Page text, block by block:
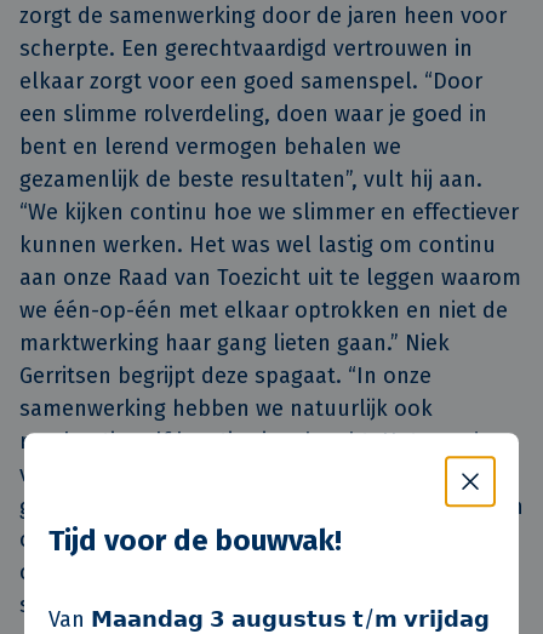
Tijd voor de bouwvak!
Van 𝗠𝗮𝗮𝗻𝗱𝗮𝗴 𝟯 𝗮𝘂𝗴𝘂𝘀𝘁𝘂𝘀 𝘁/𝗺 𝘃𝗿𝗶𝗷𝗱𝗮𝗴
zorgt de samenwerking door de jaren heen voor
scherpte. Een gerechtvaardigd vertrouwen in
elkaar zorgt voor een goed samenspel. “Door
een slimme rolverdeling, doen waar je goed in
bent en lerend vermogen behalen we
gezamenlijk de beste resultaten”, vult hij aan.
“We kijken continu hoe we slimmer en effectiever
kunnen werken. Het was wel lastig om continu
aan onze Raad van Toezicht uit te leggen waarom
we één-op-één met elkaar optrokken en niet de
marktwerking haar gang lieten gaan.” Niek
Gerritsen begrijpt deze spagaat. “In onze
samenwerking hebben we natuurlijk ook
regelmatig zelf locaties ingebracht. Het zou dan
vreemd zijn als er voor een andere partner wordt
gekozen. Tegelijkertijd zijn we altijd transparant in
onze werkwijze en budgettering geweest. Het zou
ook wel gek zijn om onze goede naam op het
spel te zetten.”